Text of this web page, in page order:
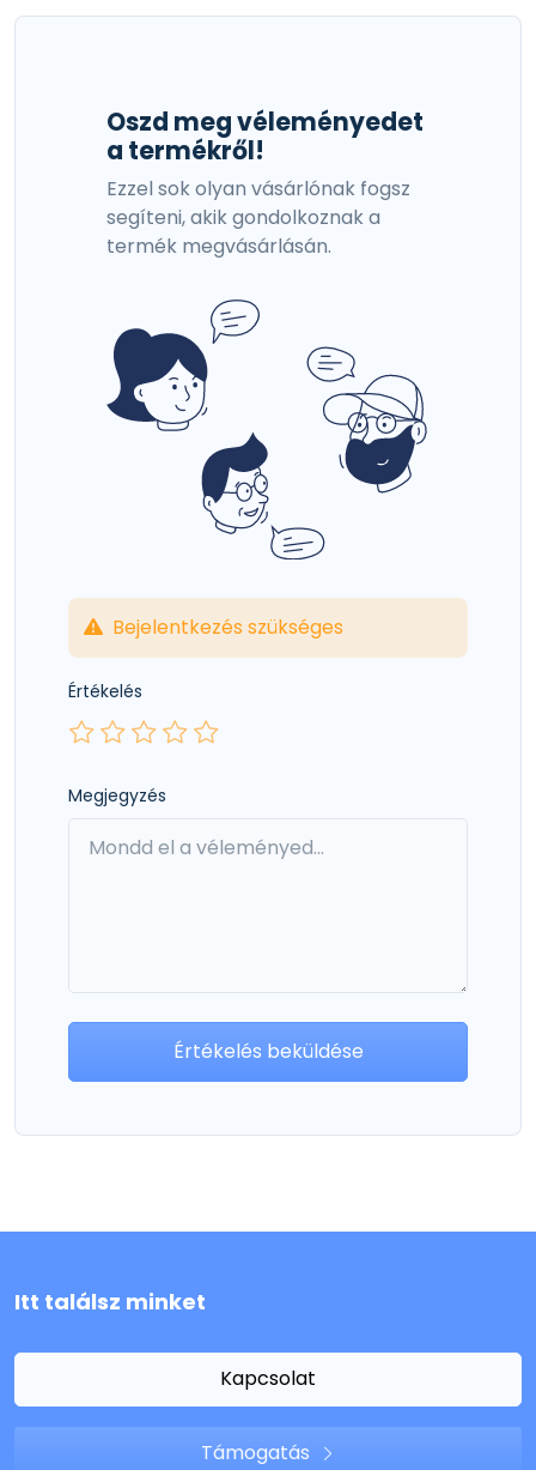
Oszd meg véleményedet
a termékről!
Ezzel sok olyan vásárlónak fogsz
segíteni, akik gondolkoznak a
termék megvásárlásán.
Bejelentkezés szükséges
Értékelés
Megjegyzés
Értékelés beküldése
Itt találsz minket
Kapcsolat
Támogatás